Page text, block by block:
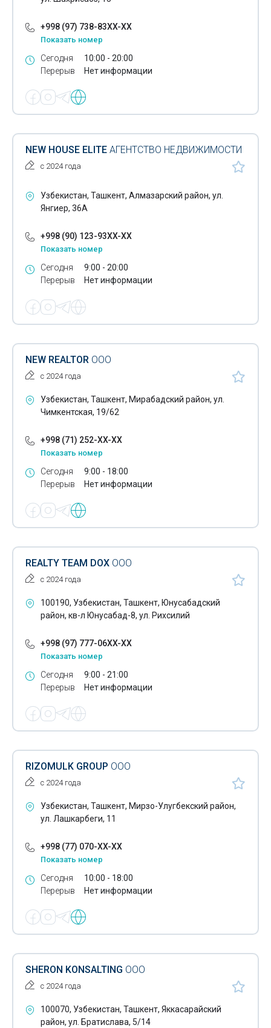
+998 (97) 738-83XX-XX
Показать номер
Сегодня
Перерыв
10:00 - 20:00
Нет информации
NEW HOUSE ELITE АГЕНТСТВО НЕДВИЖИМОСТИ
с 2024 года
Узбекистан, Ташкент, Алмазарский район, ул.
Янгиер, 36А
+998 (90) 123-93XX-XX
Показать номер
Сегодня
Перерыв
9:00 - 20:00
Нет информации
NEW REALTOR ООО
с 2024 года
Узбекистан, Ташкент, Мирабадский район, ул.
Чимкентская, 19/62
+998 (71) 252-XX-XX
Показать номер
Сегодня
Перерыв
9:00 - 18:00
Нет информации
REALTY TEAM DOX ООО
с 2024 года
100190, Узбекистан, Ташкент, Юнусабадский
район, кв-л Юнусабад-8, ул. Рихсилий
+998 (97) 777-06XX-XX
Показать номер
Сегодня
Перерыв
9:00 - 21:00
Нет информации
RIZOMULK GROUP ООО
с 2024 года
Узбекистан, Ташкент, Мирзо-Улугбекский район,
ул. Лашкарбеги, 11
+998 (77) 070-XX-XX
Показать номер
Сегодня
Перерыв
10:00 - 18:00
Нет информации
SHERON KONSALTING ООО
с 2024 года
100070, Узбекистан, Ташкент, Яккасарайский
район, ул. Братислава, 5/14